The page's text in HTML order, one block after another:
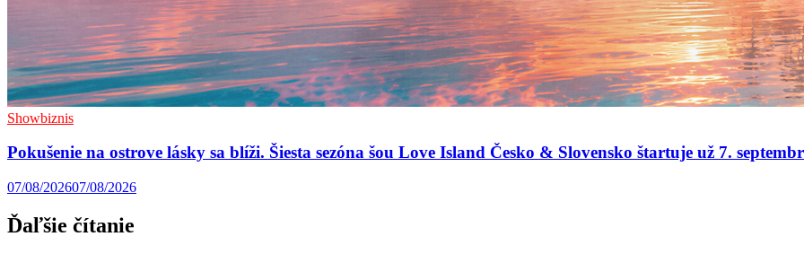
Showbiznis
Pokušenie na ostrove lásky sa blíži. Šiesta sezóna šou Love Island Česko & Slovensko štartuje už 7.
07/08/202607/08/2026
Ďaľšie čítanie